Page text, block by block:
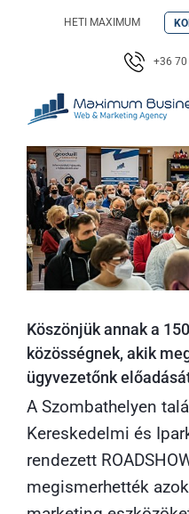
HETI MAXIMUM
+36
Köszönjük annak a
közösségnek, akik
ügyvezetőnk
A Szombathelyen
Kereskedelmi és
rendezett
megismerhették